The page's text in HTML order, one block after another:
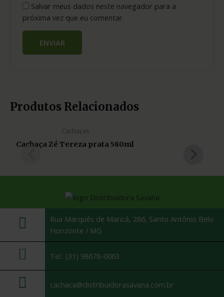
Salvar meus dados neste navegador para a
próxima vez que eu comentar.
Produtos Relacionados
Cachaças
Cachaça Zé Tereza prata 580ml
Rua Marquês de Maricá, 286, Santo Antônio Belo
Horizonte / MG
Tel.: (31) 98678-0063
cachaca@distribuidorasavana.com.br